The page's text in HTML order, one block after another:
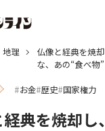
地理
仏像と経典を焼
な、あの“食べ
お金 歴史 国家権力
典を焼却